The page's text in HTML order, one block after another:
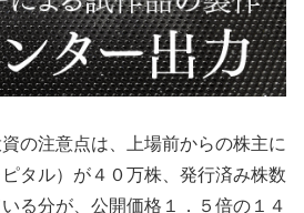
の注意点は、上場前からの株主に
タル）が４０万株、発行済み株数
る分が、公開価格１．５倍の１４